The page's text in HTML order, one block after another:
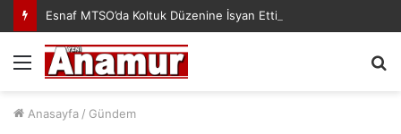
Esnaf MTSO’da Koltuk Düzenine İsyan Etti!
Menü
Anasayfa / Gündem